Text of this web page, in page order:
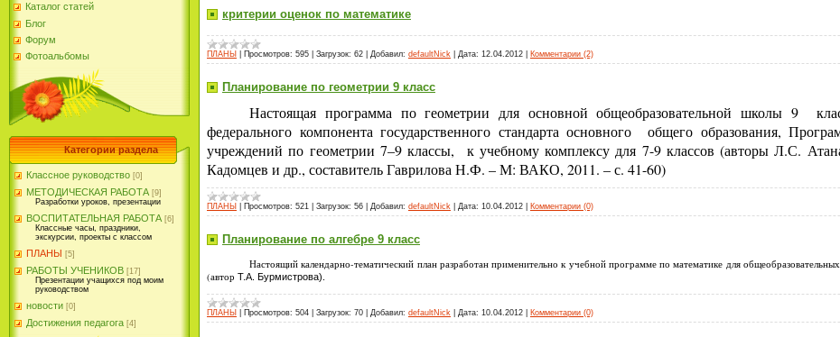
Каталог статей
Блог
Форум
Фотоальбомы
Категории раздела
Классное руководство [0]
МЕТОДИЧЕСКАЯ РАБОТА [9]
Разработки уроков, презентации
ВОСПИТАТЕЛЬНАЯ РАБОТА [6]
Классные часы, праздники,
экскурсии, проекты с классом
ПЛАНЫ [5]
РАБОТЫ УЧЕНИКОВ [17]
Презентации учащихся под моим
руководством
новости [0]
Достижения педагога [4]
критерии оценок по математике
ПЛАНЫ Просмотров: 595 Загрузок: 62 Добавил: defaultNick Дата: 12.04.2012 Комментарии (2)
Планирование по геометрии 9 класс
Настоящая программа по геометрии для основной общеобразовательной школы 9
федерального компонента государственного стандарта основного
общего образования,
учреждений по геометрии 7–9 классы, к учебному комплексу для 7-9 классов (авторы Л.С.
Кадомцев и др., составительГаврилова Н.Ф. – М: ВАКО, 2011. – с. 41-60)
ПЛАНЫ Просмотров: 521 Загрузок: 56 Добавил: defaultNick Дата: 10.04.2012 Комментарии (0)
Планирование по алгебре 9 класс
Настоящий календарно-тематический план разработан применительно к учебной программе по математике для
(автор Т.А. Бурмистрова).
ПЛАНЫ Просмотров: 504 Загрузок: 70 Добавил: defaultNick Дата: 10.04.2012 Комментарии (0)